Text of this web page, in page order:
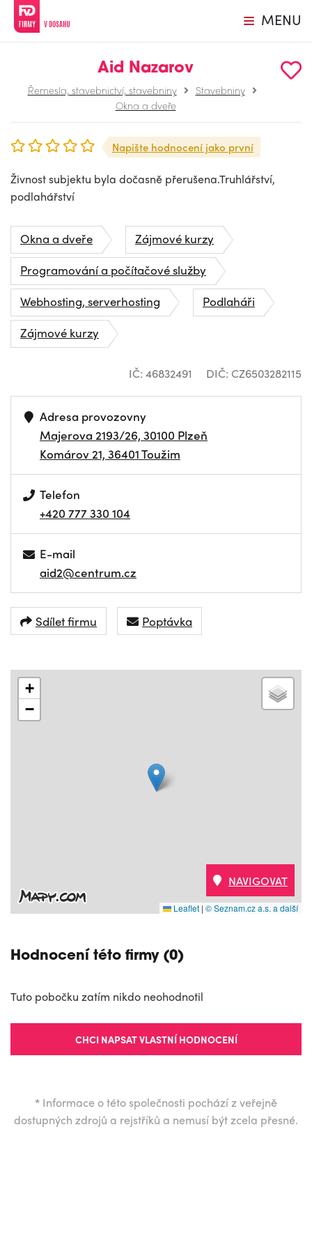
MENU
Aid Nazarov
Řemesla, stavebnictví, stavebniny
Stavebniny
Okna a dveře
Napište hodnocení jako první
Živnost subjektu byla dočasně přerušena.Truhlářství,
podlahářství
Okna a dveře
Zájmové kurzy
Programování a počítačové služby
Webhosting, serverhosting
Podlaháři
Zájmové kurzy
IČ: 46832491 DIČ: CZ6503282115
Adresa provozovny
Majerova 2193/26, 30100 Plzeň
Komárov 21, 36401 Toužim
Telefon
+420 777 330 104
E-mail
aid2@centrum.cz
Sdílet firmu Poptávka
+
−
Leaflet | © Seznam.cz a.s. a další
NAVIGOVAT
Hodnocení této firmy (0)
Tuto pobočku zatím nikdo neohodnotil
CHCI NAPSAT VLASTNÍ HODNOCENÍ
* Informace o této společnosti pochází z veřejně
dostupných zdrojů a rejstříků a nemusí být zcela přesné.